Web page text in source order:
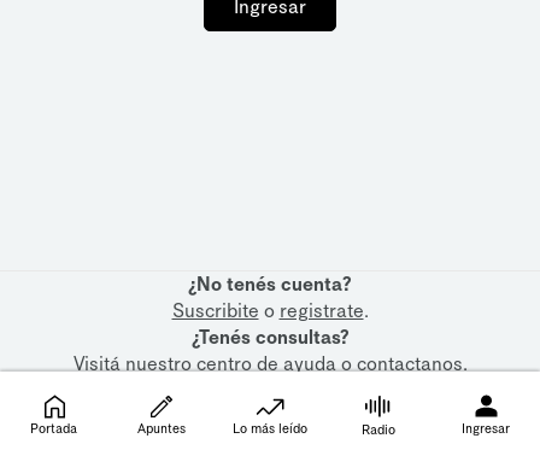
Ingresar
¿No tenés cuenta?
Suscribite o registrate.
¿Tenés consultas?
Visitá nuestrocentro de ayudaocontactanos.
Portada Apuntes Lo más leído Radio Ingresar